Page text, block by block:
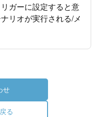
ガーに設定すると意
リオが実行される/メ
る
せ